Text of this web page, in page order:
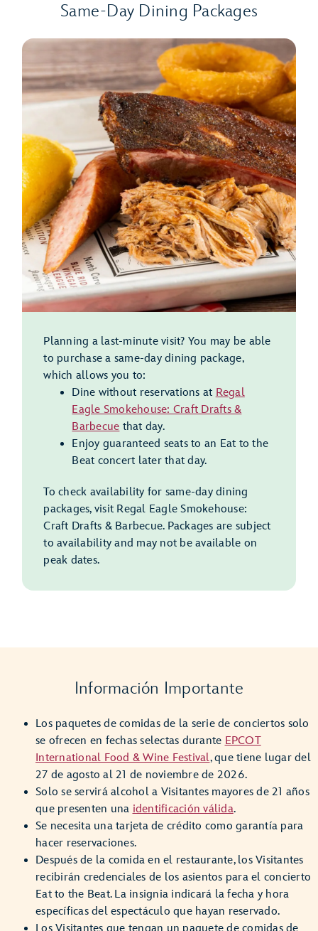
Same-Day Dining Packages
Planning a last-minute visit? You may be able
to purchase a same-day dining package,
which allows you to:
Dine without reservations at Regal
Eagle Smokehouse: Craft Drafts &
Barbecue that day.
Enjoy guaranteed seats to an Eat to the
Beat concert later that day.
To check availability for same-day dining
packages, visit Regal Eagle Smokehouse:
Craft Drafts & Barbecue. Packages are subject
to availability and may not be available on
peak dates.
Información Importante
Los paquetes de comidas de la serie de conciertos solo
se ofrecen en fechas selectas durante EPCOT
International Food & Wine Festival, que tiene lugar del
27 de agosto al 21 de noviembre de 2026.
Solo se servirá alcohol a Visitantes mayores de 21 años
que presenten una identificación válida.
Se necesita una tarjeta de crédito como garantía para
hacer reservaciones.
Después de la comida en el restaurante, los Visitantes
recibirán credenciales de los asientos para el concierto
Eat to the Beat. La insignia indicará la fecha y hora
específicas del espectáculo que hayan reservado.